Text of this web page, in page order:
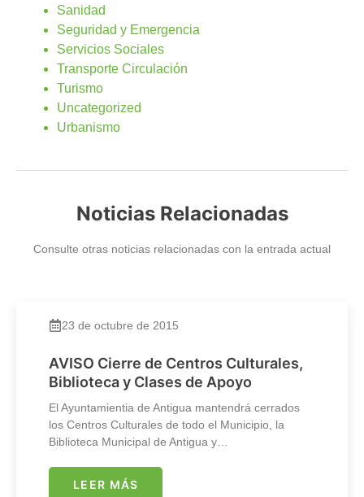
Sanidad
Seguridad y Emergencia
Servicios Sociales
Transporte Circulación
Turismo
Uncategorized
Urbanismo
Noticias Relacionadas
Consulte otras noticias relacionadas con la entrada actual
23 de octubre de 2015
AVISO Cierre de Centros Culturales,
Biblioteca y Clases de Apoyo
El Ayuntamientia de Antigua mantendrá cerrados
los Centros Culturales de todo el Municipio, la
Biblioteca Municipal de Antigua y…
LEER MÁS